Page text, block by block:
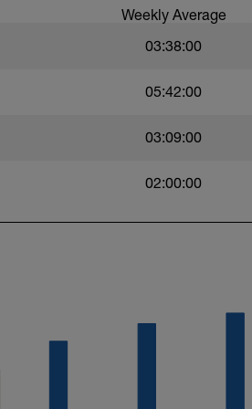
á 15 Wiederholungen pro Bein
auf den Boden werfen (explosiv) /
Weekly Average
03:38:00
05:42:00
03:09:00
02:00:00